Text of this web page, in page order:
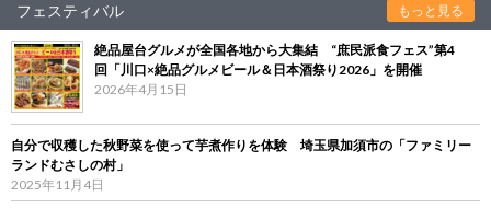
フェスティバル もっと見る
絶品屋台グルメが全国各地から大集結 “庶民派食フェス”第4
回「川口×絶品グルメビール＆日本酒祭り2026」を開催
2026年4月15日
自分で収穫した秋野菜を使って芋煮作りを体験 埼玉県加須市の「ファミリー
ランドむさしの村」
2025年11月4日